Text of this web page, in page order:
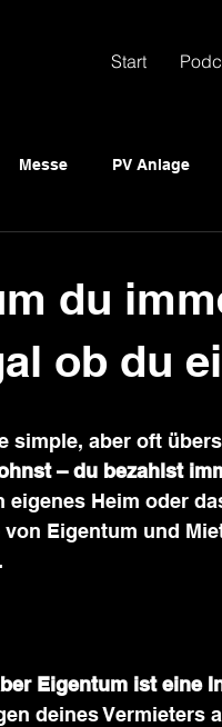
Start
Messe PV Anlage
du
ob du
simple, aber oft
– du bezahlst
Heim oder
Eigentum und
Eigentum ist eine
deines Vermieters